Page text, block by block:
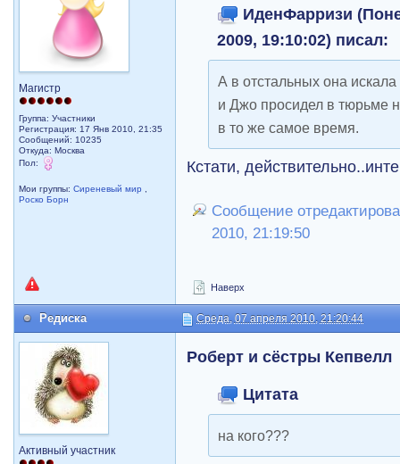
Магистр
Группа: Участники
Регистрация: 17 Янв 2010, 21:35
Сообщений: 10235
Откуда: Москва
Пол:
Мои группы:Сиреневый мир
Роско Борн
ИденФарризи
2009, 19:10:02) писал:
А в отстальных она
и Джо просидел в тюрьме
в то же самое время.
Кстати,
Сообщение
2010, 21:19:50
Наверх
Редиска Среда, 07 апреля 2010, 21:20:44
Активный участник
Роберт и сёстры Кепвелл
Цитата
на кого???